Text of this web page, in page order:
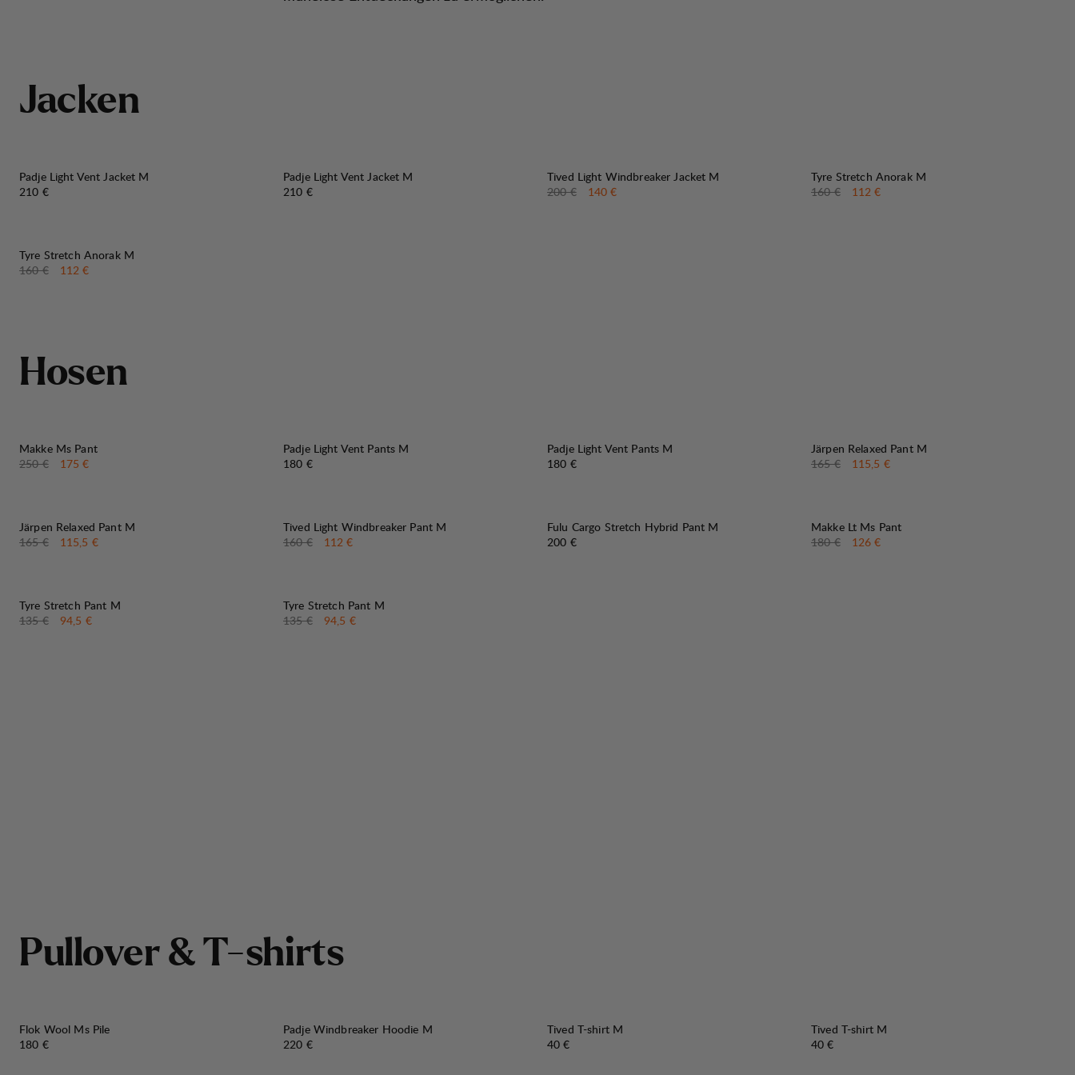
Jacken
Padje Light Vent Jacket M
Preis:
210 €
Padje Light Vent Jacket M
Preis:
210 €
VERKAUF:
Tived Light Windbreaker Jacket M
Originalpreis:
200 € Verkaufspreis
140 €
VERKAUF:
Tyre Stretch Anorak M
Originalpreis:
160 € Verkaufspreis
112 €
VERKAUF:
Tyre Stretch Anorak M
Originalpreis:
160 € Verkaufspreis
112 €
Hosen
VERKAUF:
Makke Ms Pant
Originalpreis:
250 € Verkaufspreis
175 €
Padje Light Vent Pants M
Preis:
180 €
Padje Light Vent Pants M
Preis:
180 €
VERKAUF :
Järpen Relaxed Pant M
Originalpreis:
165 € Verkaufspreis
115,5 €
VERKAUF :
Järpen Relaxed Pant M
Originalpreis:
165 € Verkaufspreis
115,5 €
VERKAUF:
Tived Light Windbreaker Pant M
Originalpreis:
160 € Verkaufspreis
112 €
Fulu Cargo Stretch Hybrid Pant M
Preis:
200 €
VERKAUF :
Makke Lt Ms Pant
Originalpreis:
180 € Verkaufspreis
126 €
VERKAUF:
Tyre Stretch Pant M
Originalpreis:
135 € Verkaufspreis
94,5 €
VERKAUF:
Tyre Stretch Pant M
Originalpreis:
135 € Verkaufspreis
94,5 €
Pullover & T-shirts
Flok Wool Ms Pile
Preis:
180 €
Padje Windbreaker Hoodie M
Preis:
220 €
Tived T-shirt M
Preis:
40 €
Tived T-shirt M
Preis:
40 €